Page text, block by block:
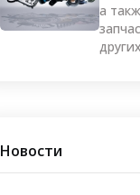
а
Новости